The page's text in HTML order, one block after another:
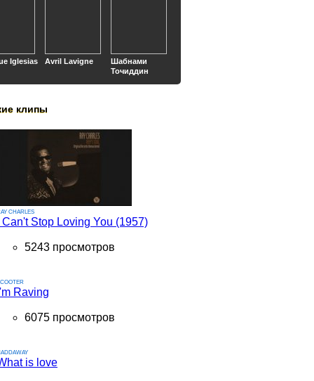
Iglesias Avril Lavigne
Шабнами
Точиддин
клипы
CHARLES
I Can't Stop Loving You (1957)
5243 просмотров
I'm Raving
6075 просмотров
is love